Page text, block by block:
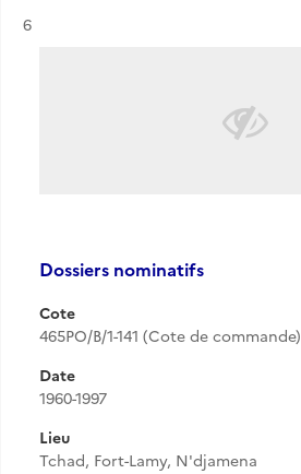
Résultat n°
6
Dossiers nominatifs
Cote
465PO/B/1-141 (Cote de commande)
Date
1960-1997
Lieu
Tchad, Fort-Lamy, N'djamena